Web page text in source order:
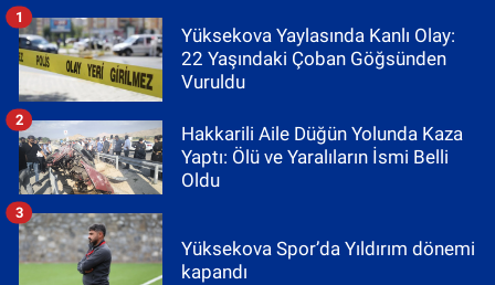
Yüksekova Yaylasında Kanlı Olay:
22 Yaşındaki Çoban Göğsünden
Vuruldu
1
Hakkarili Aile Düğün Yolunda Kaza
Yaptı: Ölü ve Yaralıların İsmi Belli
Oldu
2
Yüksekova Spor’da Yıldırım dönemi
kapandı
3